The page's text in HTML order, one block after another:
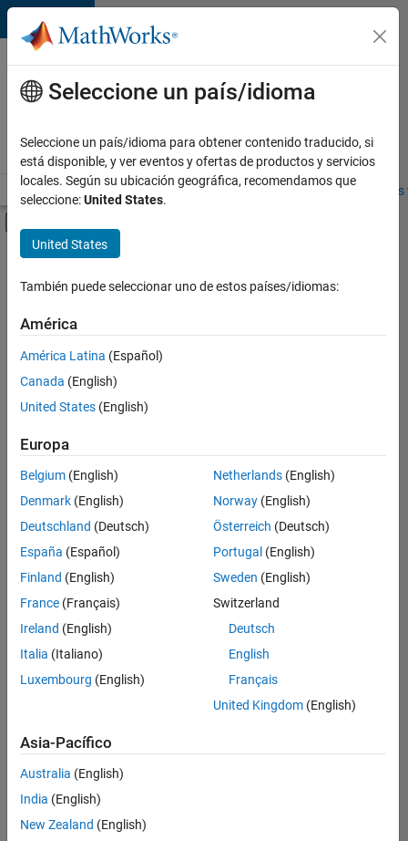
Saltar al contenido
Ofertas
de
empleo
MathWorks
Visión general Búsqueda de empleo Oficinas locales
Contenido principal
FILTRADO POR
Education Sales
Sales Operations
Business Model Team
Ordenar por
Guardar
empleos
seleccionados
No se
han
traducido
todos
los
empleos.
Busque
por
ubicación
todos
empleos
en su
zona.
Seleccione un país/idioma
Seleccione un país/idioma para obtener contenido traducido, si
está disponible, y ver eventos y ofertas de productos y servicios
locales. Según su ubicación geográfica, recomendamos que
seleccione:United States.
United States
También puede seleccionar uno de estos países/idiomas:
América
América Latina (Español)
Canada (English)
United States (English)
Europa
Belgium (English)
Denmark (English)
Deutschland (Deutsch)
España (Español)
Finland (English)
France (Français)
Ireland (English)
Italia (Italiano)
Luxembourg (English)
Netherlands(English)
Norway(English)
Österreich (Deutsch)
Portugal (English)
Sweden (English)
Switzerland
Deutsch
English
Français
United Kingdom(English)
Asia-Pacífico
Australia (English)
India (English)
New Zealand (English)